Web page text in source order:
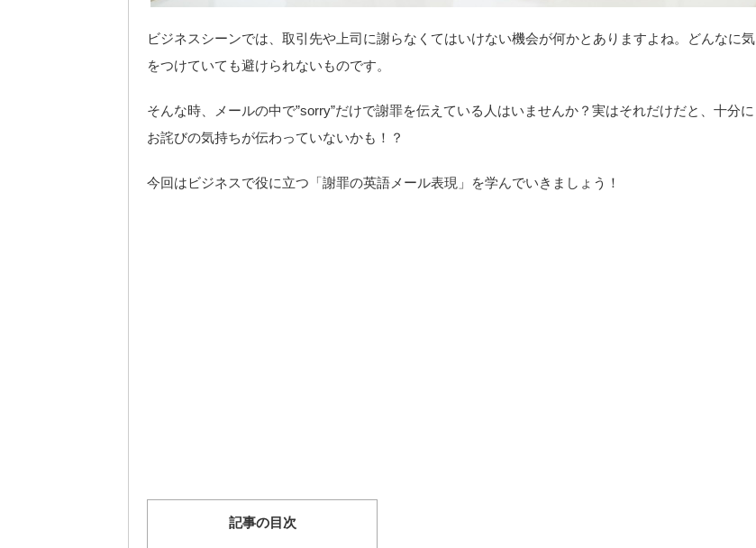
ビジネスシーンでは、取引先や上司に謝らなくてはいけない機会が何かとありますよね。どんなに気
をつけていても避けられないものです。
そんな時、メールの中で”sorry”だけで謝罪を伝えている人はいませんか？実はそれだけだと、十分に
お詫びの気持ちが伝わっていないかも！？
今回はビジネスで役に立つ「謝罪の英語メール表現」を学んでいきましょう！
記事の目次